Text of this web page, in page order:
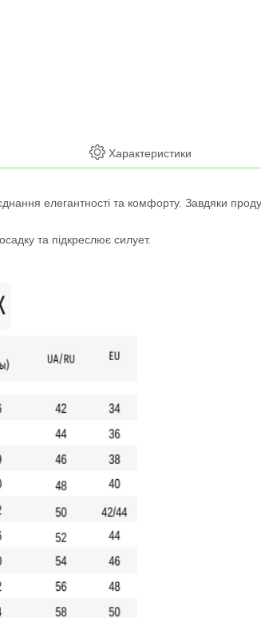
Характеристики
елегантності та комфорту. Завдяки
та підкреслює силует.